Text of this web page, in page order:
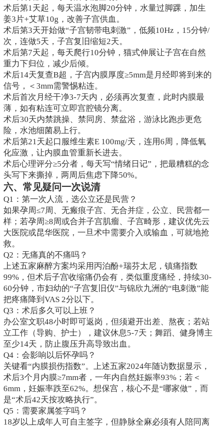
术后第1天起，每天温水泡脚20分钟，水量过脚踝，加生
姜3片+艾草10g，改善子宫供血。
术后第3天开始做“子宫韧带电刺激”，低频10Hz，15分钟/
次，连做5天，子宫复旧缩短2天。
术后第7天起，每天爬行10分钟，猫式伸展让子宫在自然
重力下归位，减少后倾。
术后14天复查B超，子宫内膜厚度≥5mm是月经即将到来的
信号，＜3mm需警惕粘连。
术后首次月经干净3-7天内，必须再次复查，此时内膜最
薄，如有粘连可立即宫腔镜分离。
术后30天内禁跳操、禁同房、禁盆浴，游泳比跑步更危
险，水池细菌易上行。
术后第21天起口服维生素E 100mg/天，连用6周，降低氧
化应激，让内膜血管重新长进去。
术后心理评分≥5分者，每天写“情绪日记”，把最糟糕的念
头写下来撕掉，两周后焦虑下降50%。
六、常见疑问一次说清
Q1：第一次人流，选公立还是民营？
如果孕周≤7周、无瘢痕子宫、无合并症，公立、民营都一
样；若孕周≥8周或合并子宫肌瘤、子宫畸形，建议优先云
大医院或昆华医院，一旦术中需要介入或输血，可就地抢
救。
Q2：无痛真的不痛吗？
上述五家麻醉方案均采用丙泊酚+瑞芬太尼，镇痛指数
99%，但术后子宫收缩痛仍会有，类似重度痛经，持续30-
60分钟，市妇幼的“子宫复旧仪”与锦欣九洲的“电刺激”能
把疼痛降到VAS 2分以下。
Q3：术后多久可以上班？
办公室文职48小时即可返岗，但须避开出差、熬夜；若站
立工作（导购、护士），建议休息5-7天；舞蹈、健身博主
至少14天，防止腹压升高导致出血。
Q4：会影响以后怀孕吗？
关键看“内膜损伤指数”。上述五家2024年随访数据显示，
术后3个月内膜≥7mm者，一年内自然妊娠率93%；若＜
6mm，妊娠率跌至62%。想保宫，核心不是“哪家做”，而
是“术后42天按攻略执行”。
Q5：需要家属签字吗？
18岁以上成年人可自主签字，但静脉全麻必须有人陪同离